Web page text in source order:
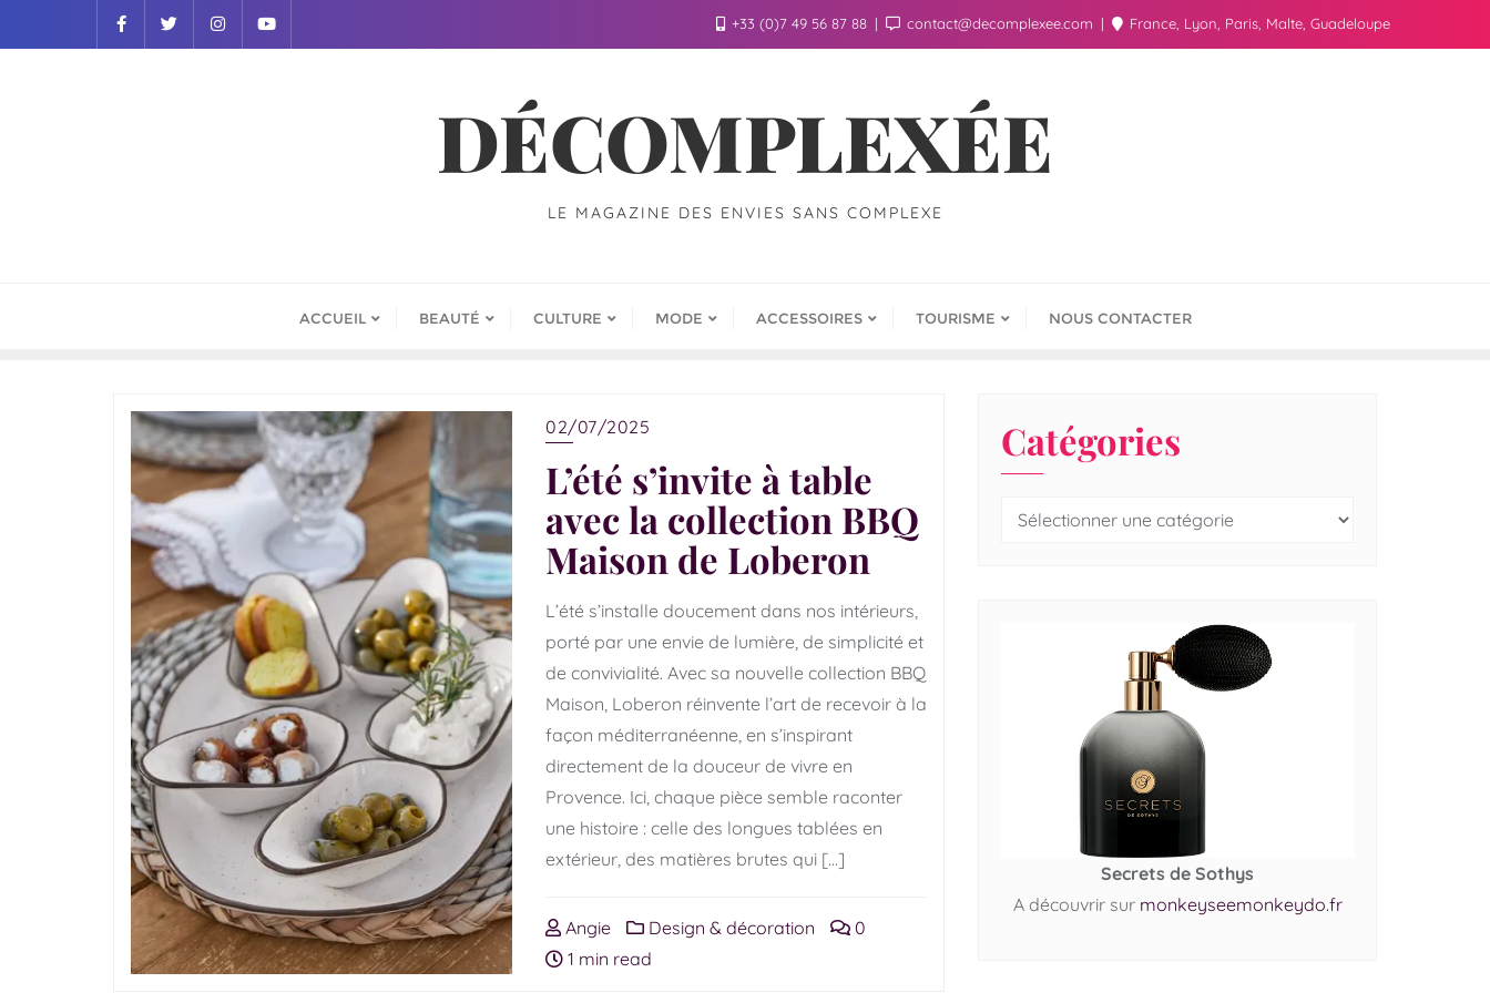
+33 (0)7 49 56 87 88 contact@decomplexee.com France, Lyon, Paris, Malte, Guadeloupe
DÉCOMPLEXÉE
LE MAGAZINE DES ENVIES SANS COMPLEXE
ACCUEIL BEAUTÉ CULTURE MODE ACCESSOIRES TOURISME NOUS CONTACTER
02/07/2025
L’été s’invite à table
avec la collection BBQ
Maison de Loberon
L’été s’installe doucement dans nos intérieurs,
porté par une envie de lumière, de simplicité et
de convivialité. Avec sa nouvelle collection BBQ
Maison, Loberon réinvente l’art de recevoir à la
façon méditerranéenne, en s’inspirant
directement de la douceur de vivre en
Provence. Ici, chaque pièce semble raconter
une histoire : celle des longues tablées en
extérieur, des matières brutes qui […]
Angie Design & décoration
0
1 min read
Catégories
Secrets de Sothys
A découvrir sur monkeyseemonkeydo.fr